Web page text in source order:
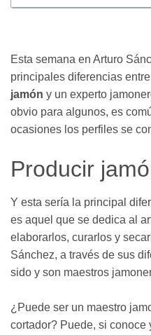
Esta semana en Arturo
principales diferencias
jamón y un experto
obvio para algunos, es
ocasiones los perfiles se
Producir
Y esta sería la principal
es aquel que se dedica al
elaborarlos, curarlos y
Sánchez, a través de sus
sido y son maestros
¿Puede ser un maestro
cortador? Puede, si conoce